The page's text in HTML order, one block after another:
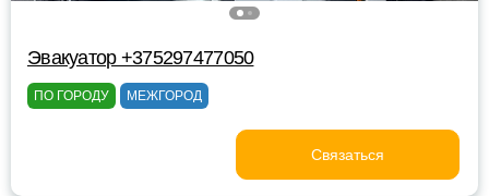
Эвакуатор +375297477050
ПО ГОРОДУ МЕЖГОРОД
Связаться